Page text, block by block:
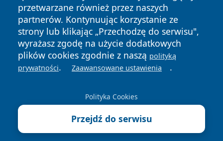
przetwarzane również przez naszych
partnerów. Kontynuując korzystanie ze
strony lub klikając „Przechodzę do serwisu",
wyrażasz zgodę na użycie dodatkowych
plików cookies zgodnie z naszą polityką
prywatności. Zaawansowane ustawienia .
Polityka Cookies
Przejdź do serwisu
News Autorzy
Polityka
Prywatności
Polityka
Cookies